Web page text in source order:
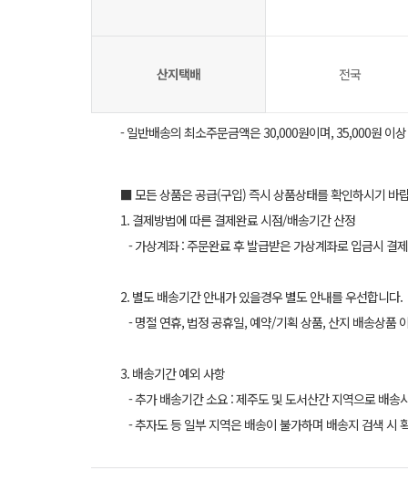
산지택배 전국
- 일반배송의 최소주문금액은 30,000원이며, 35,000원 이
■ 모든 상품은 공급(구입) 즉시 상품상태를 확인하시기 바
1. 결제방법에 따른 결제완료 시점/배송기간 산정
- 가상계좌 : 주문완료 후 발급받은 가상계좌로 입금시
2. 별도 배송기간 안내가 있을경우 별도 안내를 우선합니다.
- 명절 연휴, 법정 공휴일, 예약/기획 상품, 산지 배송상품
3. 배송기간 예외 사항
- 추가 배송기간 소요 : 제주도 및 도서산간 지역으로 배
- 추자도 등 일부 지역은 배송이 불가하며 배송지 검색 시